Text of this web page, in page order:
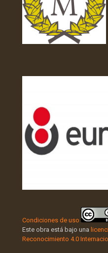
Condiciones de uso
Este obra está bajo una
Reconocimiento 4.0